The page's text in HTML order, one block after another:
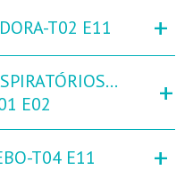
T02 E11 +
E02
+
T04 E11 +